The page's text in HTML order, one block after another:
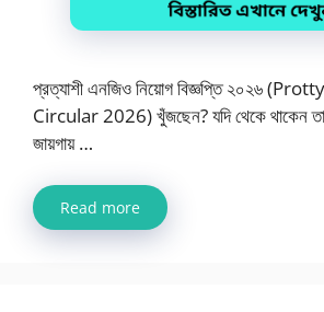
প্রত্যাশী এনজিও নিয়োগ বিজ্ঞপ্তি ২০২৬
Circular 2026) খুঁজছেন? যদি থেকে থাকেন
জায়গায় …
Read more